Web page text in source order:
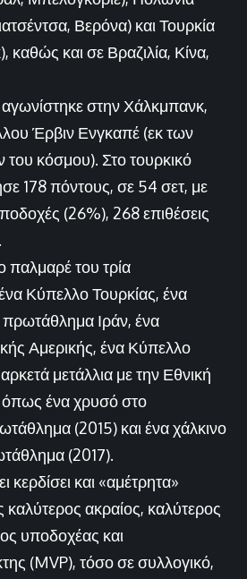
Βερόνα) και Τουρκία
και σε Βραζιλία, Κίνα,
στην Χάλκμπανκ,
Έρβιν Ενγκαπέ (εκ των
κόσμου). Στο τουρκικό
178 πόντους, σε 54 σετ, με
(26%), 268 επιθέσεις
παλμαρέ του τρία
Κύπελλο Τουρκίας, ένα
Ιράν, ένα
Αμερικής, ένα Κύπελλο
μετάλλια με την Εθνική
ένα χρυσό στο
(2015) και ένα χάλκινο
(2017).
κερδίσει και «αμέτρητα»
καλύτερος ακραίος, καλύτερος
υποδοχέας και
(MVP), τόσο σε συλλογικό,